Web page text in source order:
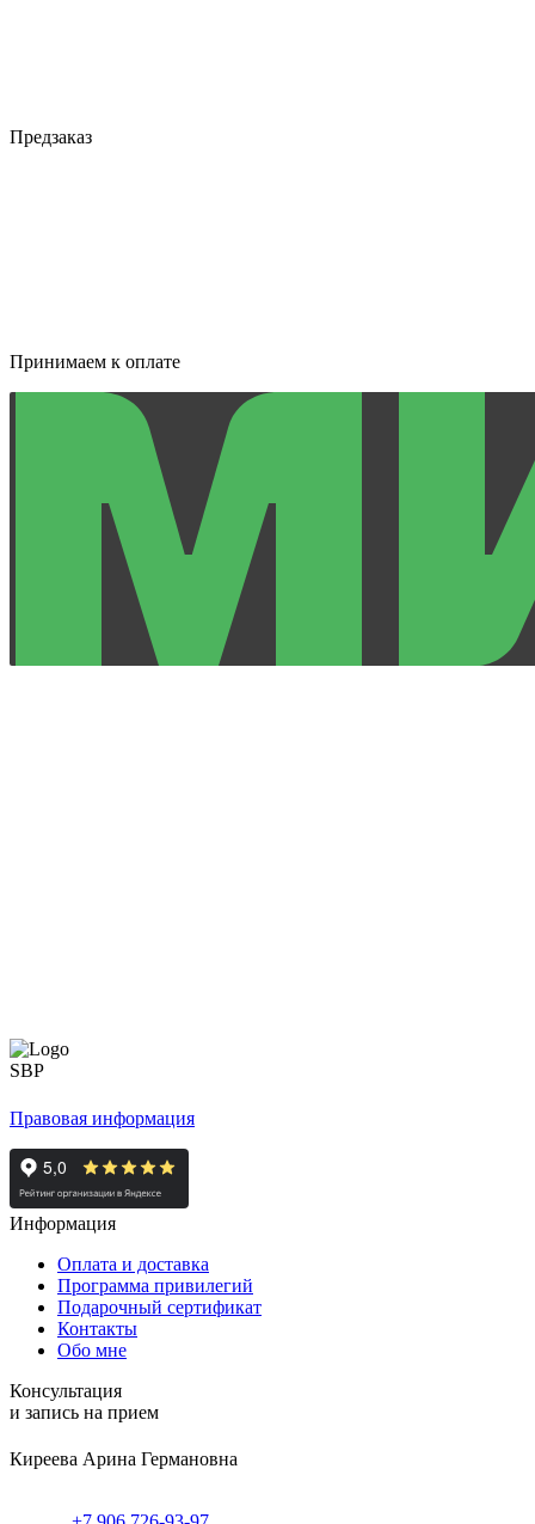
Предзаказ
Принимаем к оплате
Правовая информация
Информация
Оплата и доставка
Программа привилегий
Подарочный сертификат
Контакты
Обо мне
Консультация
и запись на прием
Киреева Арина Германовна